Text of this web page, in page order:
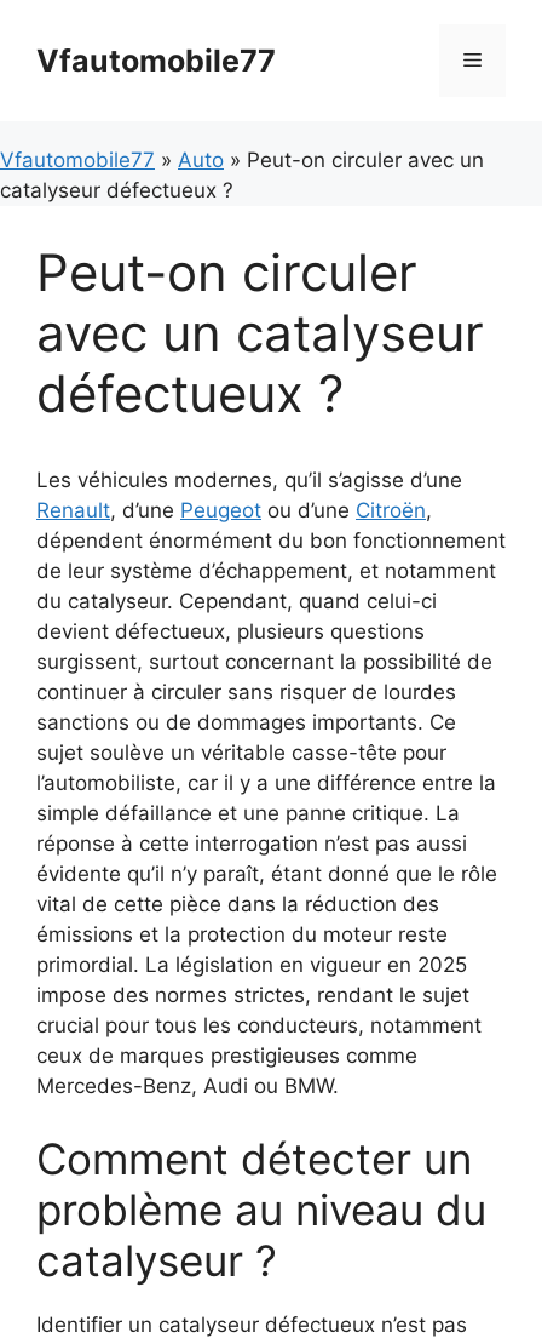
contenuVfautomobile77 Menu
Vfautomobile77 » Auto » Peut-on circuler avec un
catalyseur défectueux ?
Peut-on circuler
avec un catalyseur
défectueux ?
Les véhicules modernes, qu’il s’agisse d’une
Renault, d’une Peugeot ou d’une Citroën,
dépendent énormément du bon fonctionnement
de leur système d’échappement, et notamment
du catalyseur. Cependant, quand celui-ci
devient défectueux, plusieurs questions
surgissent, surtout concernant la possibilité de
continuer à circuler sans risquer de lourdes
sanctions ou de dommages importants. Ce
sujet soulève un véritable casse-tête pour
l’automobiliste, car il y a une différence entre la
simple défaillance et une panne critique. La
réponse à cette interrogation n’est pas aussi
évidente qu’il n’y paraît, étant donné que le rôle
vital de cette pièce dans la réduction des
émissions et la protection du moteur reste
primordial. La législation en vigueur en 2025
impose des normes strictes, rendant le sujet
crucial pour tous les conducteurs, notamment
ceux de marques prestigieuses comme
Mercedes-Benz, Audi ou BMW.
Comment détecter un
problème au niveau du
catalyseur ?
Identifier un catalyseur défectueux n’est pas